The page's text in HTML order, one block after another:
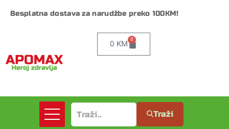
Besplatna dostava za narudžbe preko 100KM!
0 KM 0
Traži